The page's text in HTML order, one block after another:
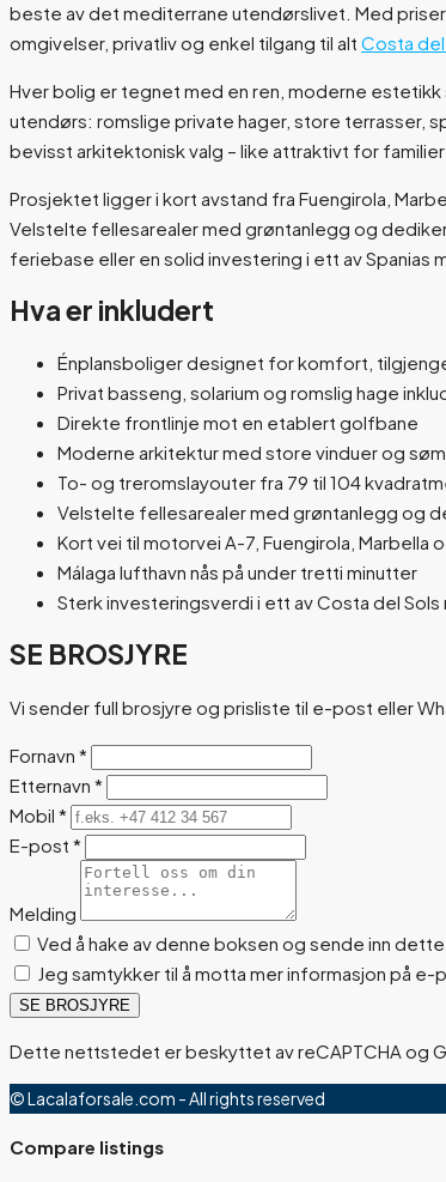
beste av det mediterrane utendørslivet. Med
omgivelser, privatliv og enkel tilgang til alt Costa del
Hver bolig er tegnet med en ren, moderne estetikk
utendørs: romslige private hager, store terrasser,
bevisst arkitektonisk valg – like attraktivt for
Prosjektet ligger i kort avstand fra Fuengirola,
Velstelte fellesarealer med grøntanlegg og
feriebase eller en solid investering i ett av
Hva er inkludert
Énplansboliger designet for komfort,
Privat basseng, solarium og romslig hage
Direkte frontlinje mot en etablert golfbane
Moderne arkitektur med store vinduer og
To- og treromslayouter fra 79 til 104
Velstelte fellesarealer med grøntanlegg og
Kort vei til motorvei A-7, Fuengirola, Marbella
Málaga lufthavn nås på under tretti minutter
Sterk investeringsverdi i ett av Costa del
SE BROSJYRE
Vi sender full brosjyre og prisliste til e-post eller
Fornavn *
Etternavn *
Mobil *
E-post *
Melding
Ved å hake av denne boksen og sende inn
Jeg samtykker til å motta mer informasjon på e-
SE BROSJYRE
Dette nettstedet er beskyttet av reCAPTCHA og
© Lacalaforsale.com - All rights reserved
Compare listings